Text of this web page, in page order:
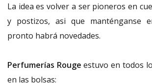
La idea es volver a ser pioneros en
y postizos, asi que manténganse
pronto habrá novedades.
Perfumerías Rouge estuvo en todos
en las bolsas: